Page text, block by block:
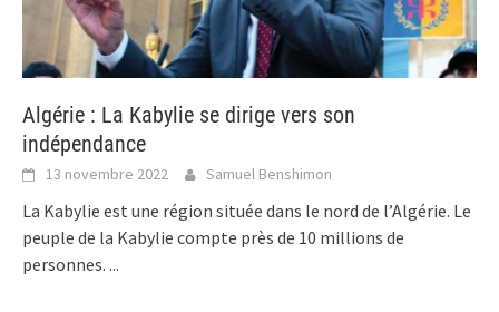
Algérie : La Kabylie se dirige vers son
indépendance
13 novembre 2022 Samuel Benshimon
La Kabylie est une région située dans le nord de l’Algérie. Le
peuple de la Kabylie compte près de 10 millions de
personnes. ...